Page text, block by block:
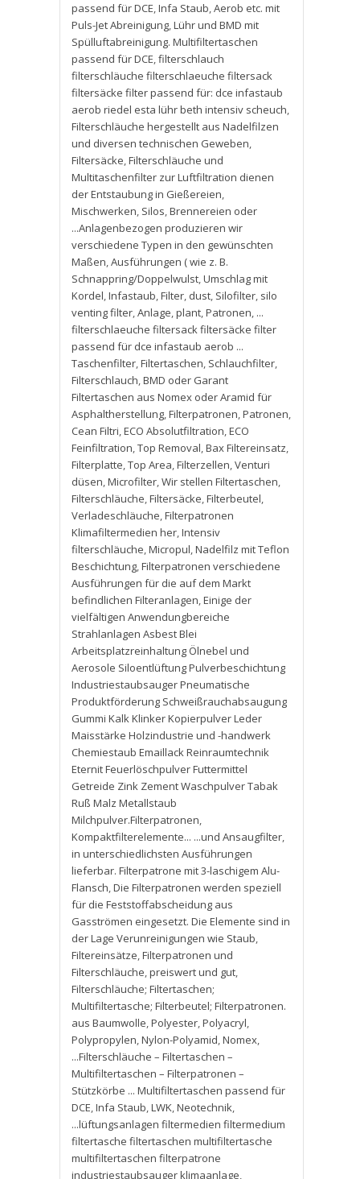
passend für DCE,Infa Staub,Aerob etc. mit
Puls-Jet Abreinigung,Lühr und BMD mit
Spülluftabreinigung. Multifiltertaschen
passend für DCE,filterschlauch
filterschläuche filterschlaeuche filtersack
filtersäcke filter passend für: dce infastaub
aerob riedel esta lühr beth intensiv scheuch,
Filterschläuche hergestellt aus Nadelfilzen
und diversen technischen Geweben,
Filtersäcke,Filterschläuche und
Multitaschenfilter zur Luftfiltration dienen
der Entstaubung in Gießereien,
Mischwerken, Silos,Brennereien oder
...Anlagenbezogen produzieren wir
verschiedene Typen in den gewünschten
Maßen,Ausführungen ( wie z. B.
Schnappring/Doppelwulst,Umschlag mit
Kordel,Infastaub,Filter, dust, Silofilter, silo
venting filter,Anlage,plant,Patronen, ...
filterschlaeuche filtersack filtersäcke filter
passend für dce infastaub aerob ...
Taschenfilter,Filtertaschen, Schlauchfilter,
Filterschlauch,BMD oder Garant
Filtertaschen aus Nomex oder Aramid für
Asphaltherstellung,Filterpatronen,Patronen,
Cean Filtri,ECO Absolutfiltration,ECO
Feinfiltration,Top Removal,Bax Filtereinsatz,
Filterplatte,Top Area,Filterzellen,Venturi
düsen,Microfilter,Wir stellen Filtertaschen,
Filterschläuche,Filtersäcke,Filterbeutel,
Verladeschläuche,Filterpatronen
Klimafiltermedien her,Intensiv
filterschläuche,Micropul,Nadelfilz mit Teflon
Beschichtung,Filterpatronen verschiedene
Ausführungen für die auf dem Markt
befindlichen Filteranlagen,Einige der
vielfältigen Anwendungbereiche
Strahlanlagen Asbest Blei
Arbeitsplatzreinhaltung Ölnebel und
Aerosole Siloentlüftung Pulverbeschichtung
Industriestaubsauger Pneumatische
Produktförderung Schweißrauchabsaugung
Gummi Kalk Klinker Kopierpulver Leder
Maisstärke Holzindustrie und -handwerk
Chemiestaub Emaillack Reinraumtechnik
Eternit Feuerlöschpulver Futtermittel
Getreide Zink Zement Waschpulver Tabak
Ruß Malz Metallstaub
Milchpulver.Filterpatronen,
Kompaktfilterelemente... ...und Ansaugfilter,
in unterschiedlichsten Ausführungen
lieferbar. Filterpatrone mit 3-laschigem Alu-
Flansch,Die Filterpatronen werden speziell
für die Feststoffabscheidung aus
Gasströmen eingesetzt. Die Elemente sind in
der Lage Verunreinigungen wie Staub,
Filtereinsätze,Filterpatronen und
Filterschläuche,preiswert und gut,
Filterschläuche; Filtertaschen;
Multifiltertasche; Filterbeutel; Filterpatronen.
aus Baumwolle,Polyester,Polyacryl,
Polypropylen,Nylon-Polyamid,Nomex,
...Filterschläuche – Filtertaschen –
Multifiltertaschen – Filterpatronen –
Stützkörbe ... Multifiltertaschen passend für
DCE,Infa Staub,LWK,Neotechnik,
...lüftungsanlagen filtermedien filtermedium
filtertasche filtertaschen multifiltertasche
multifiltertaschen filterpatrone
industriestaubsauger klimaanlage,